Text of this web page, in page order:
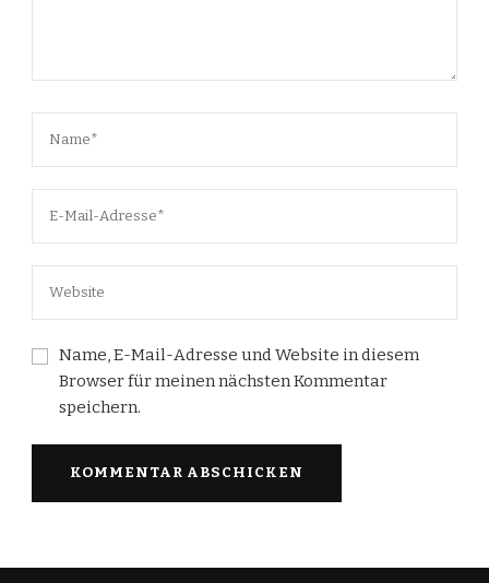
Name, E-Mail-Adresse und Website in diesem
Browser für meinen nächsten Kommentar
speichern.